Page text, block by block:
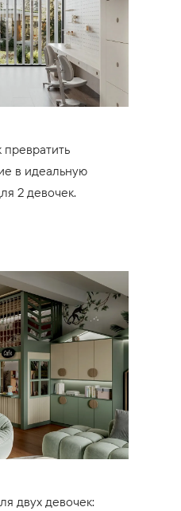
в идеальную
2 девочек.
двух девочек: